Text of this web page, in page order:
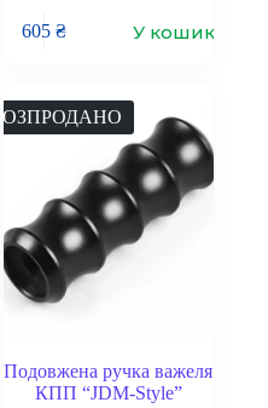
605 ₴ У кошик
РОЗПРОДАНО
Подовжена ручка важеля
КПП “JDM-Style”